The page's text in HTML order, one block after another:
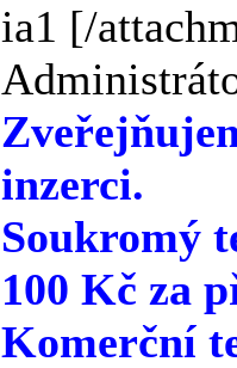
ia1 [/
inzerci.
Soukromý
100 Kč za
Komerční